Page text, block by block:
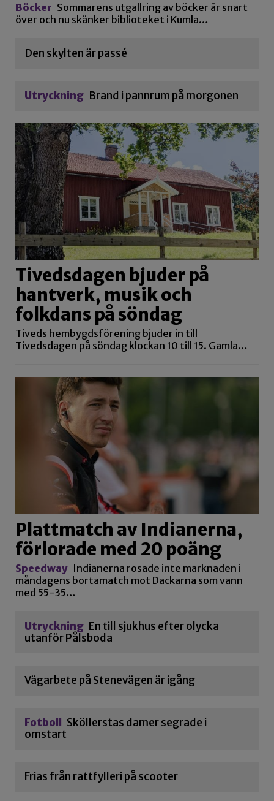
Böcker Sommarens utgallring av böcker är snart
över och nu skänker biblioteket i Kumla…
Den skylten är passé
Utryckning Brand i pannrum på morgonen
Tivedsdagen bjuder på
hantverk, musik och
folkdans på söndag
Tiveds hembygdsförening bjuder in till
Tivedsdagen på söndag klockan 10 till 15. Gamla…
Plattmatch av Indianerna,
förlorade med 20 poäng
Speedway Indianerna rosade inte marknaden i
måndagens bortamatch mot Dackarna som vann
med 55-35…
Utryckning En till sjukhus efter olycka
utanför Pålsboda
Vägarbete på Stenevägen är igång
Fotboll
Sköllerstas damer segrade i
omstart
Frias från rattfylleri på scooter